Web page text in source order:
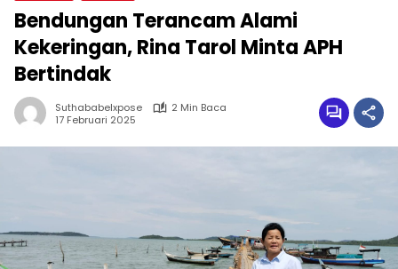
Bendungan Terancam Alami
Kekeringan, Rina Tarol Minta APH
Bertindak
Suthababelxpose
2 Min Baca
17 Februari 2025